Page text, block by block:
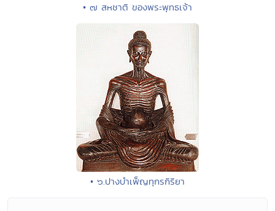
• ๗ สหชาติ ของพระพุทธเจ้า
• ๖.ปางบำเพ็ญทุกรกิริยา